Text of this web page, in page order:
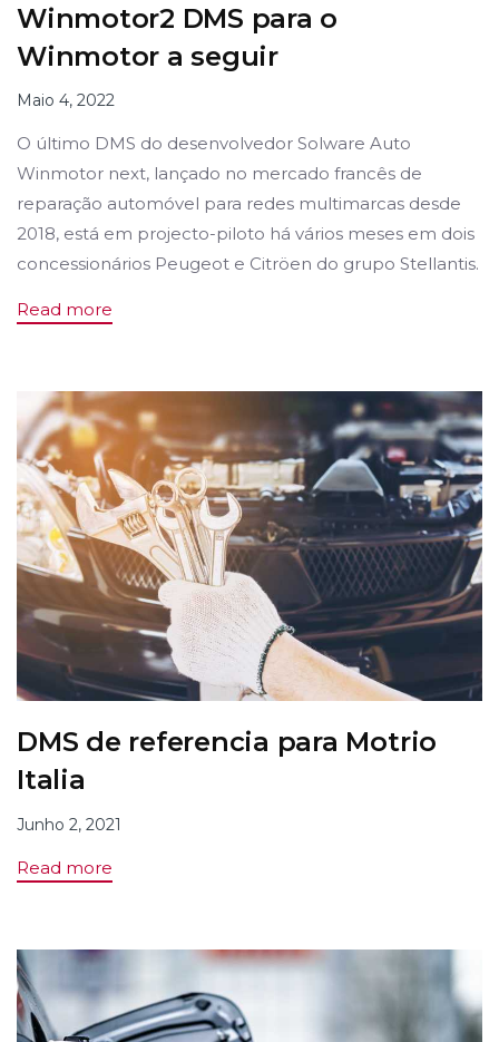
Winmotor2 DMS para o
Winmotor a seguir
Maio 4, 2022
O último DMS do desenvolvedor Solware Auto
Winmotor next, lançado no mercado francês de
reparação automóvel para redes multimarcas desde
2018, está em projecto-piloto há vários meses em dois
concessionários Peugeot e Citröen do grupo Stellantis.
Read more
DMS de referencia para Motrio
Italia
Junho 2, 2021
Read more